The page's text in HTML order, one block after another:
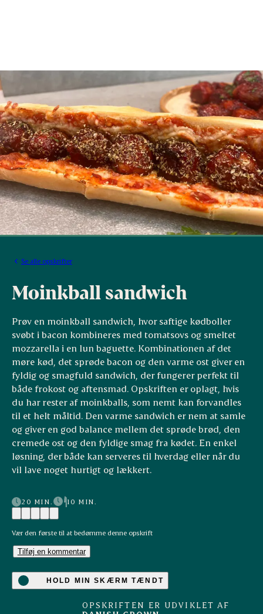
Se alle opskrifter
Moinkball sandwich
Prøv en moinkball sandwich, hvor saftige kødboller
svøbt i bacon kombineres med tomatsovs og smeltet
mozzarella i en lun baguette. Kombinationen af det
møre kød, det sprøde bacon og den varme ost giver en
fyldig og smagfuld sandwich, der fungerer perfekt til
både frokost og aftensmad. Opskriften er oplagt, hvis
du har rester af moinkballs, som nemt kan forvandles
til et helt måltid. Den varme sandwich er nem at samle
og giver en god balance mellem det sprøde brød, den
cremede ost og den fyldige smag fra kødet. En enkel
løsning, der både kan serveres til hverdag eller når du
vil lave noget hurtigt og lækkert.
20 MIN. 10 MIN.
Vær den første til at bedømme denne opskrift
Tilføj en kommentar
HOLD MIN SKÆRM TÆNDT
OPSKRIFTEN ER UDVIKLET AF